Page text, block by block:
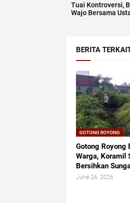
Tuai Kontroversi,
Wajo Bersama
BERITA
GOTONG ROYONG
Gotong Royong
Warga, Koramil
Bersihkan
June 26, 2026